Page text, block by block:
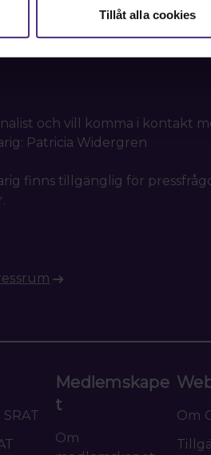
Tillåt alla cookies
3156
och vill komma i kontakt
Patricia Widergren
finns tillgänglig för
Medlemskape
t
Om
Om